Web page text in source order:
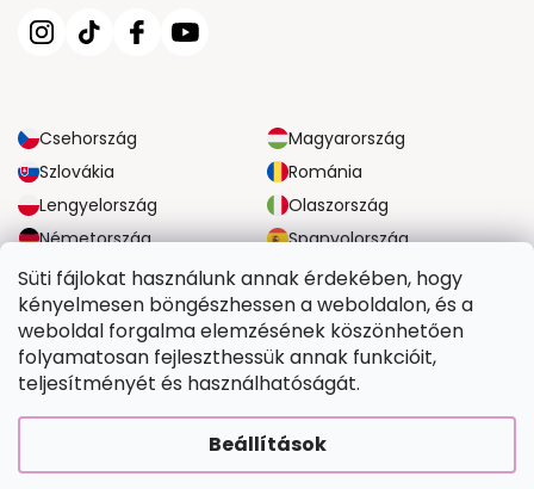
Süti fájlokat használunk annak érdekében, hogy
kényelmesen böngészhessen a weboldalon, és a
weboldal forgalma elemzésének köszönhetően
folyamatosan fejleszthessük annak funkcióit,
teljesítményét és használhatóságát.
Beállítások
Csehország
Magyarország
Szlovákia
Románia
Lengyelország
Olaszország
Németország
Spanyolország
Nagy-Britannia
Ausztria
MEGBÍZHATÓ SZÁLLÍTÁSI LEHETŐSÉGEK
BIZTONSÁGOS FIZETÉSI LEHETŐSÉGEK